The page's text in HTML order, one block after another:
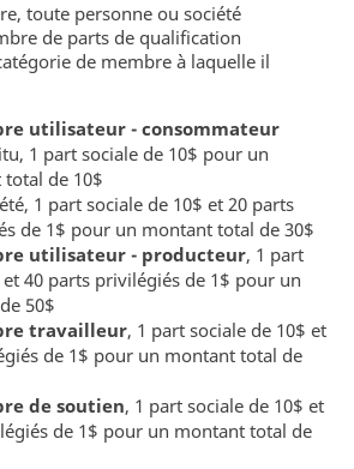
toute personne ou société
de parts de qualification
de membre à laquelle il
utilisateur - consommateur
1 part sociale de 10$ pour un
de 10$
1 part sociale de 10$ et 20 parts
de 1$ pour un montant total de 30$
utilisateur - producteur, 1 part
40 parts privilégiés de 1$ pour un
50$
travailleur, 1 part sociale de 10$ et
de 1$ pour un montant total de
de soutien, 1 part sociale de 10$ et
de 1$ pour un montant total de